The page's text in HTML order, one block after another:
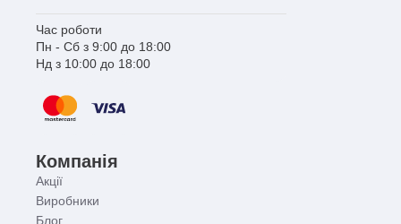
Час роботи
Пн - Сб з 9:00 до 18:00
Нд з 10:00 до 18:00
Компанія
Акції
Виробники
Блог